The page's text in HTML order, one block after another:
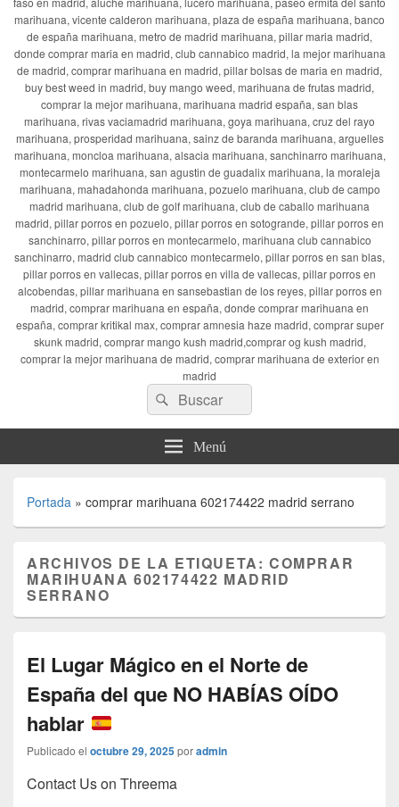
marihuana, vicente calderon marihuana, plaza de españa marihuana, banco
de españa marihuana, metro de madrid marihuana, pillar maria madrid,
donde comprar maria en madrid, club cannabico madrid, la mejor marihuana
de madrid, comprar marihuana en madrid, pillar bolsas de maria en madrid,
buy best weed in madrid, buy mango weed, marihuana de frutas madrid,
comprar la mejor marihuana, marihuana madrid españa, san blas
marihuana, rivas vaciamadrid marihuana, goya marihuana, cruz del rayo
marihuana, prosperidad marihuana, sainz de baranda marihuana, arguelles
marihuana, moncloa marihuana, alsacia marihuana, sanchinarro marihuana,
montecarmelo marihuana, san agustin de guadalix marihuana, la moraleja
marihuana, mahadahonda marihuana, pozuelo marihuana, club de campo
madrid marihuana, club de golf marihuana, club de caballo marihuana
madrid, pillar porros en pozuelo, pillar porros en sotogrande, pillar porros en
sanchinarro, pillar porros en montecarmelo, marihuana club cannabico
sanchinarro, madrid club cannabico montecarmelo, pillar porros en san blas,
pillar porros en vallecas, pillar porros en villa de vallecas, pillar porros en
alcobendas, pillar marihuana en sansebastian de los reyes, pillar porros en
madrid, comprar marihuana en españa, donde comprar marihuana en
españa, comprar kritikal max, comprar amnesia haze madrid, comprar super
skunk madrid, comprar mango kush madrid,comprar og kush madrid,
comprar la mejor marihuana de madrid, comprar marihuana de exterior en
madrid
Buscar
por:
Buscar
Menú
Portada » comprar marihuana 602174422 madrid serrano
ARCHIVOS DE LA ETIQUETA:COMPRAR
MARIHUANA 602174422 MADRID
SERRANO
El Lugar Mágico en el Norte de
España del que NO HABÍAS OÍDO
hablar
Publicado el octubre 29, 2025poradmin
Contact Us on Threema